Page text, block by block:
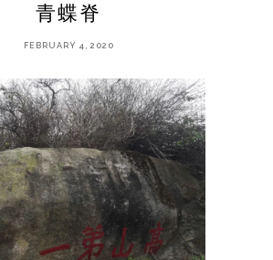
青蝶脊
FEBRUARY 4, 2020